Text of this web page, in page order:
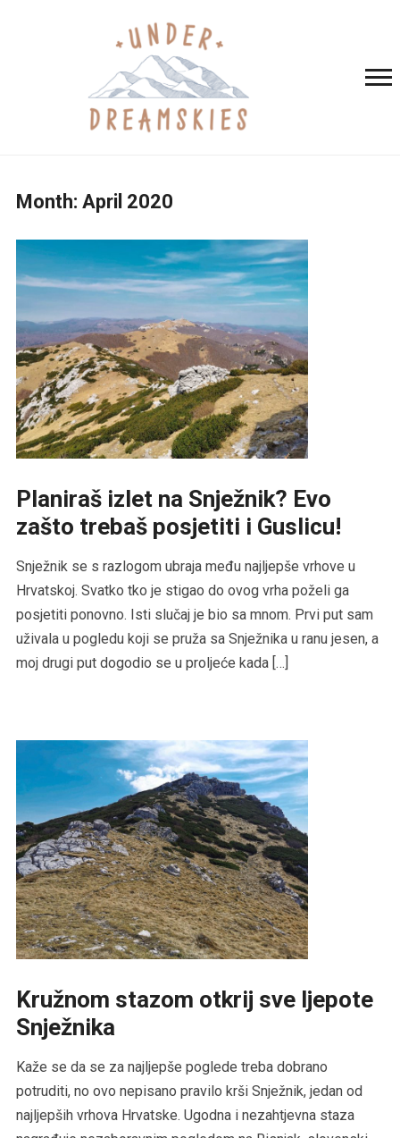
Month: April 2020
Planiraš izlet na Snježnik? Evo
zašto trebaš posjetiti i Guslicu!
Snježnik se s razlogom ubraja među najljepše vrhove u
Hrvatskoj. Svatko tko je stigao do ovog vrha poželi ga
posjetiti ponovno. Isti slučaj je bio sa mnom. Prvi put sam
uživala u pogledu koji se pruža sa Snježnika u ranu jesen, a
moj drugi put dogodio se u proljeće kada […]
Kružnom stazom otkrij sve ljepote
Snježnika
Kaže se da se za najljepše poglede treba dobrano
potruditi, no ovo nepisano pravilo krši Snježnik, jedan od
najljepših vrhova Hrvatske. Ugodna i nezahtjevna staza